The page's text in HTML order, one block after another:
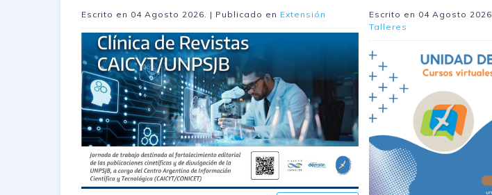
Escrito en 04 Agosto 2026. | Publicado en Extensión Escrito en 04 Agosto 2026
Talleres